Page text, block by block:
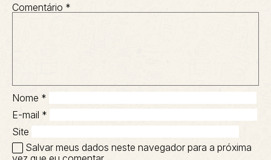
Comentário *
Nome *
E-mail *
Site
Salvar meus dados neste navegador para a próxima